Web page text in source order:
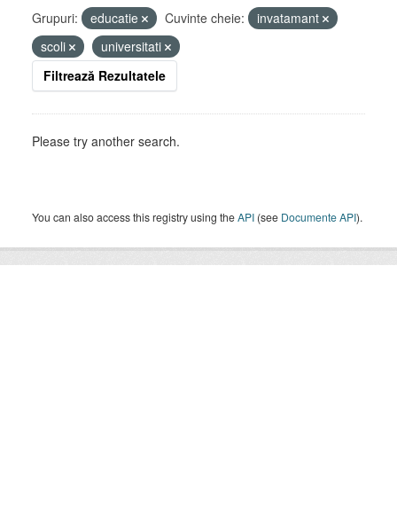
Grupuri: educatie Cuvinte cheie:
invatamant
scoli
universitati
Filtrează Rezultatele
Please try another search.
You can also access this registry using theAPI (see Documente API).